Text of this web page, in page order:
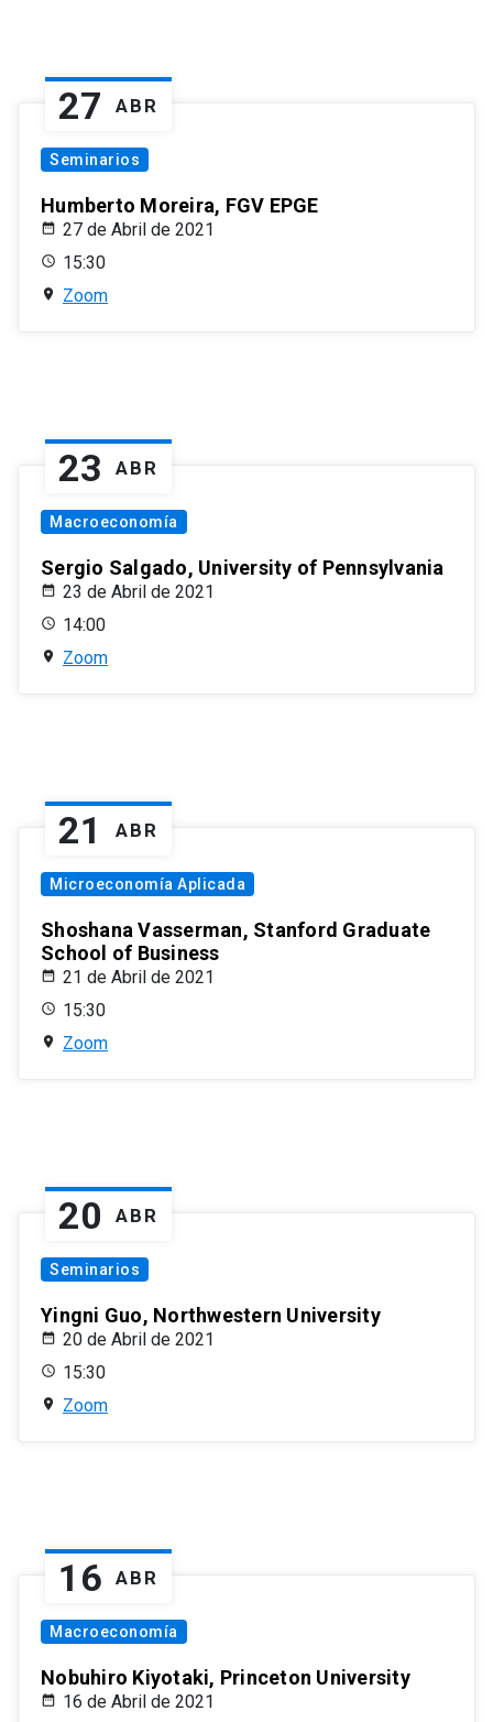
27 ABR
Seminarios
Humberto Moreira, FGV EPGE
27 de Abril de 2021
15:30
Zoom
23 ABR
Macroeconomía
Sergio Salgado, University of Pennsylvania
23 de Abril de 2021
14:00
Zoom
21 ABR
Microeconomía Aplicada
Shoshana Vasserman, Stanford Graduate
School of Business
21 de Abril de 2021
15:30
Zoom
20 ABR
Seminarios
Yingni Guo, Northwestern University
20 de Abril de 2021
15:30
Zoom
16 ABR
Macroeconomía
Nobuhiro Kiyotaki, Princeton University
16 de Abril de 2021